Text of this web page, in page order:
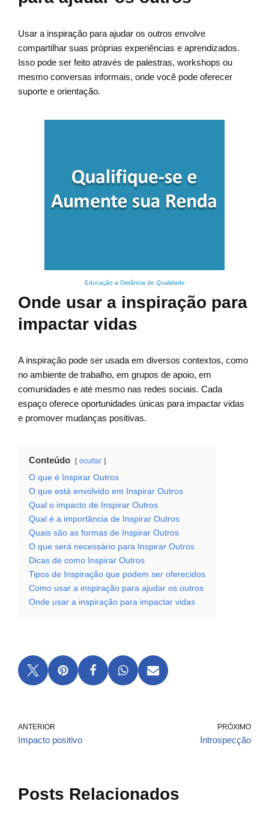
Usar a inspiração para ajudar os outros envolve
compartilhar suas próprias experiências e aprendizados.
Isso pode ser feito através de palestras, workshops ou
mesmo conversas informais, onde você pode oferecer
suporte e orientação.
Educação a Distância de Qualidade
Onde usar a inspiração para
impactar vidas
A inspiração pode ser usada em diversos contextos, como
no ambiente de trabalho, em grupos de apoio, em
comunidades e até mesmo nas redes sociais. Cada
espaço oferece oportunidades únicas para impactar vidas
e promover mudanças positivas.
Conteúdo ocultar
O que é Inspirar Outros
O que está envolvido em Inspirar Outros
Qual o impacto de Inspirar Outros
Qual é a importância de Inspirar Outros
Quais são as formas de Inspirar Outros
O que será necessário para Inspirar Outros
Dicas de como Inspirar Outros
Tipos de Inspiração que podem ser oferecidos
Como usar a inspiração para ajudar os outros
Onde usar a inspiração para impactar vidas
ANTERIOR
Impacto positivo
PRÓXIMO
Introspecção
Posts Relacionados